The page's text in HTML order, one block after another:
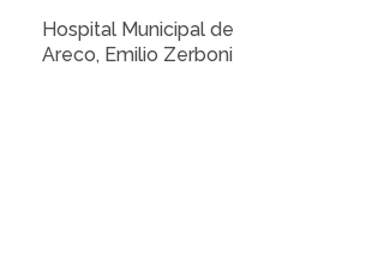
Hospital Municipal de
Areco, Emilio Zerboni